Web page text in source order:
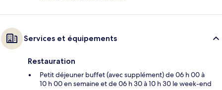
Services et équipements
Restauration
Petit déjeuner buffet (avec supplément) de 06 h 00 à
10 h 00 en semaine et de 06 h 30 à 10 h 30 le week-end